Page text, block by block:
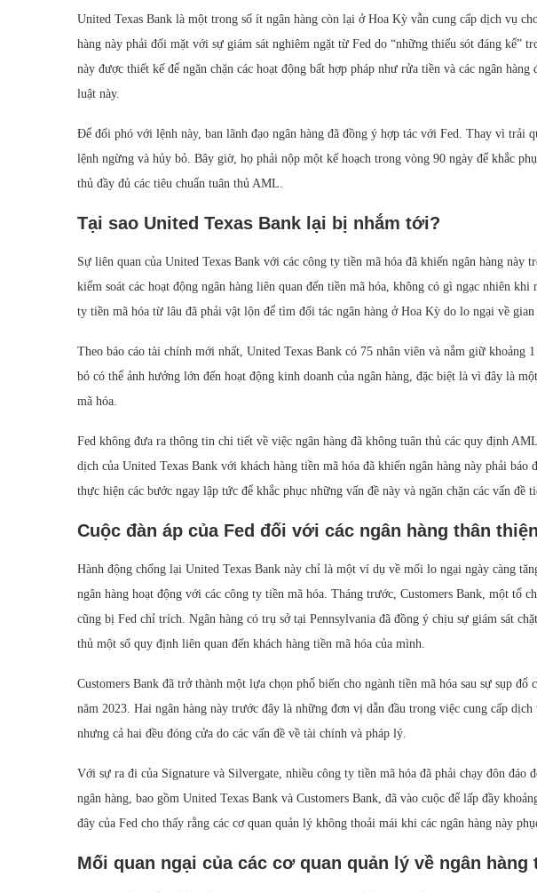
United Texas Bank là một trong số ít ngân hàng còn lại ở Hoa Kỳ vẫn cung cấp dịch vụ
hàng này phải đối mặt với sự giám sát nghiêm ngặt từ Fed do “những thiếu sót đáng kể”
này được thiết kế để ngăn chặn các hoạt động bất hợp pháp như rửa tiền và các ngân
luật này.
Để đối phó với lệnh này, ban lãnh đạo ngân hàng đã đồng ý hợp tác với Fed. Thay vì trải
lệnh ngừng và hủy bỏ. Bây giờ, họ phải nộp một kế hoạch trong vòng 90 ngày để khắc
thủ đầy đủ các tiêu chuẩn tuân thủ AML.
Tại sao United Texas Bank lại bị nhắm tới?
Sự liên quan của United Texas Bank với các công ty tiền mã hóa đã khiến ngân hàng này
kiểm soát các hoạt động ngân hàng liên quan đến tiền mã hóa, không có gì ngạc nhiên khi
ty tiền mã hóa từ lâu đã phải vật lộn để tìm đối tác ngân hàng ở Hoa Kỳ do lo ngại về
Theo báo cáo tài chính mới nhất, United Texas Bank có 75 nhân viên và nắm giữ khoảng
bỏ có thể ảnh hưởng lớn đến hoạt động kinh doanh của ngân hàng, đặc biệt là vì đây là
mã hóa.
Fed không đưa ra thông tin chi tiết về việc ngân hàng đã không tuân thủ các quy định
dịch của United Texas Bank với khách hàng tiền mã hóa đã khiến ngân hàng này phải báo
thực hiện các bước ngay lập tức để khắc phục những vấn đề này và ngăn chặn các vấn đề
Cuộc đàn áp của Fed đối với các ngân hàng thân
Hành động chống lại United Texas Bank này chỉ là một ví dụ về mối lo ngại ngày càng
ngân hàng hoạt động với các công ty tiền mã hóa. Tháng trước, Customers Bank, một tổ
cũng bị Fed chỉ trích. Ngân hàng có trụ sở tại Pennsylvania đã đồng ý chịu sự giám sát
thủ một số quy định liên quan đến khách hàng tiền mã hóa của mình.
Customers Bank đã trở thành một lựa chọn phổ biến cho ngành tiền mã hóa sau sự sụp đổ
năm 2023. Hai ngân hàng này trước đây là những đơn vị dẫn đầu trong việc cung cấp
nhưng cả hai đều đóng cửa do các vấn đề về tài chính và pháp lý.
Với sự ra đi của Signature và Silvergate, nhiều công ty tiền mã hóa đã phải chạy đôn đáo
ngân hàng, bao gồm United Texas Bank và Customers Bank, đã vào cuộc để lấp đầy
đây của Fed cho thấy rằng các cơ quan quản lý không thoải mái khi các ngân hàng này
Mối quan ngại của các cơ quan quản lý về ngân hàng